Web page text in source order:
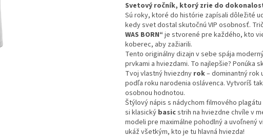
Svetový ročník, ktorý zrie do
Sú roky, ktoré do histórie zapísali dôležité
kedy svet dostal skutočnú VIP osobnosť.
WAS BORN“ je stvorené pre každého, kto
koberec, aby zažiarili.
Tento originálny dizajn v sebe spája
prvkami a hviezdami. To najlepšie? Ponúka
Tvoj vlastný hviezdny rok– dominantný rok
podľa roku narodenia oslávenca. Vytvoríš
osobnou hodnotou.
Štýlový nápis s nádychom filmového
si klasický basicstrih na hviezdne chvíle v
modeli pre maximálne pohodlný a uvoľnený
ukáž všetkým, kto je tu hlavná hviezda!